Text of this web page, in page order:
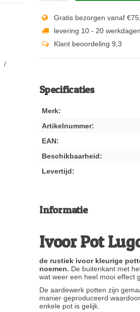
/
Gratis bezorgen vanaf
levering 10 - 20 werkdagen
Klant beoordeling 9,3
Specificaties
Merk:
Artikelnummer:
EAN:
Beschikbaarheid:
Levertijd:
Informatie
Ivoor Pot
de rustiek ivoor kleurige
noemen. De buitenkant met
wat weer een heel mooi effect
De aardewerk potten zijn
manier geproduceerd
enkele pot is gelijk.